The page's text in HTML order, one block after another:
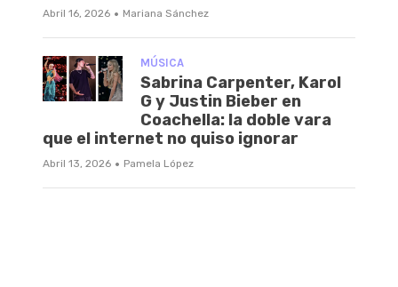
Abril 16, 2026 · Mariana Sánchez
MÚSICA
Sabrina Carpenter, Karol
G y Justin Bieber en
Coachella: la doble vara
que el internet no quiso ignorar
Abril 13, 2026 · Pamela López